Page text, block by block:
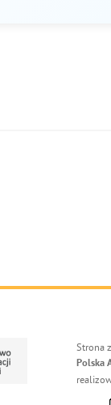
Strona
Polska